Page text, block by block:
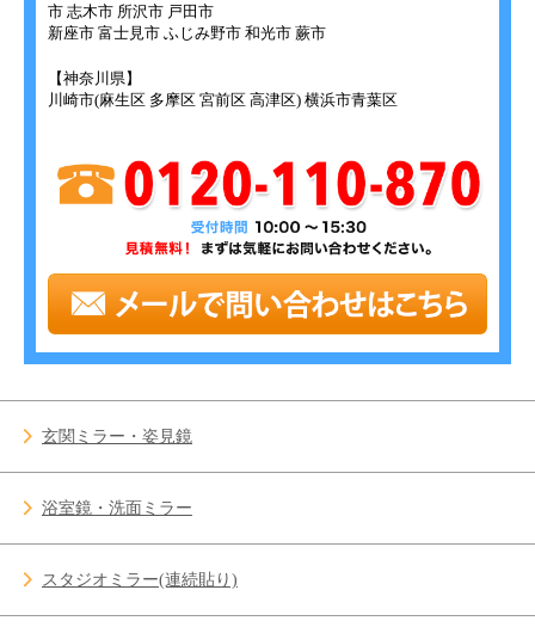
市 志木市 所沢市 戸田市
新座市 富士見市 ふじみ野市 和光市 蕨市
【神奈川県】
川崎市(麻生区 多摩区 宮前区 高津区) 横浜市青葉区
玄関ミラー・姿見鏡
浴室鏡・洗面ミラー
スタジオミラー(連続貼り)